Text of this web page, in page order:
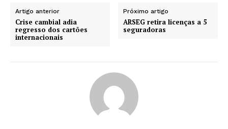
Artigo anterior
Crise cambial adia
regresso dos cartões
internacionais
Próximo artigo
ARSEG retira licenças a 5
seguradoras